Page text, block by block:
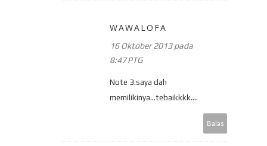
WAWALOFA
16 Oktober 2013 pada
8:47 PTG
Note 3.saya dah
memilikinya...tebaikkkk....
Balas